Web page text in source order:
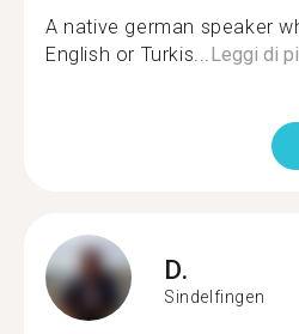
A native german speaker
English or Turkis...Leggi di
D.
Sindelfingen